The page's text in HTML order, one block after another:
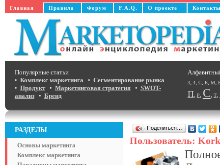
Главная Правила Форум F.A.Q. О проекте
3, 4, C, E, M,
П, Р, С, Т,
Популярные статьи
• Комплекс маркетинга • Сегментирование рынка
• Продукт• Маркетинговая стратегия• SWOT-
анализ• Бренд
РАЗДЕЛЫ
Основы маркетинга
Комплекс маркетинга
Поделиться…
Пользователь: